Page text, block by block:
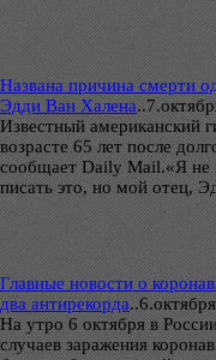
Названа причина смерти
Эдди Ван Халена..
Известный американский
возрасте 65 лет после
сообщает Daily Mail.«Я не
писать это, но мой отец,
Главные новости о
два антирекорда..
На утро 6 октября в
случаев заражения